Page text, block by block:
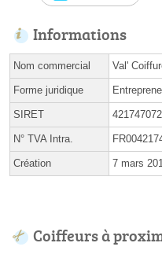
Informations
Nom commercial Val'
Forme juridique
SIRET
N° TVA Intra.
Création 7 mars
Coiffeurs à